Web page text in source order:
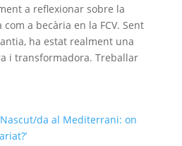
a reflexionar sobre la
a becària en la FCV. Sent
ha estat realment una
i transformadora. Treballar